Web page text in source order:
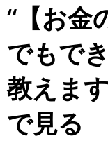
“【お金
でもで
教えま
で見る